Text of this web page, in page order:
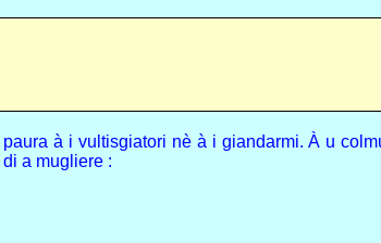
à i vultisgiatori nè à i giandarmi. À u
a mugliere :